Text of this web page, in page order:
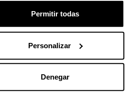
Permitir todas
Personalizar
Denegar